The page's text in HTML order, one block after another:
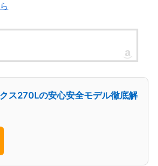
ス270Lの安心安全モデル徹底解